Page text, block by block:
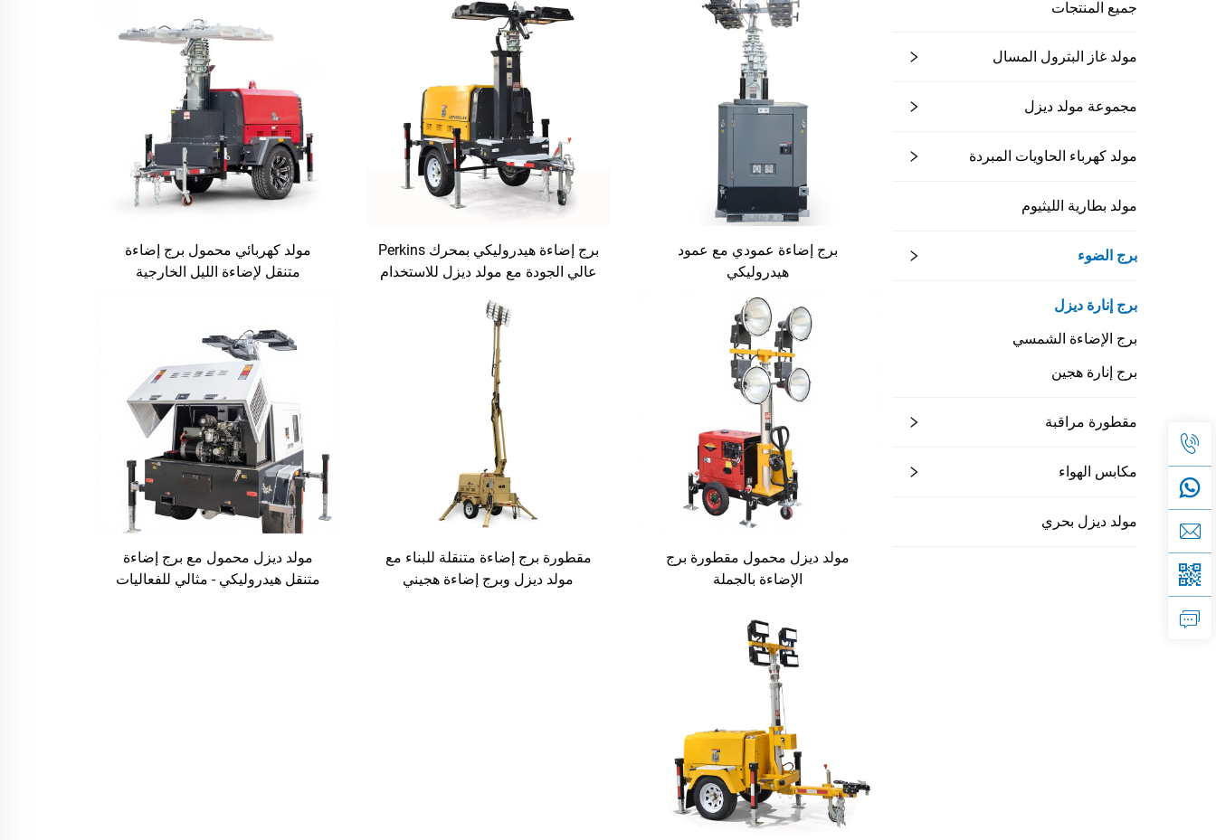
جميع المنتجات
مولد غاز البترول المسال
مجموعة مولد ديزل
مولد كهرباء الحاويات المبردة
مولد بطارية الليثيوم
برج الضوء
برج إنارة ديزل
برج الإضاءة الشمسي
برج إنارة هجين
مقطورة مراقبة
مكابس الهواء
مولد ديزل بحري
برج إضاءة عمودي مع عمود
هيدروليكي
برج إضاءة هيدروليكي بمحرك Perkins
عالي الجودة مع مولد ديزل للاستخدام
مولد كهربائي محمول برج إضاءة
متنقل لإضاءة الليل الخارجية
مولد ديزل محمول مقطورة برج
الإضاءة بالجملة
مقطورة برج إضاءة متنقلة للبناء مع
مولد ديزل وبرج إضاءة هجيني
مولد ديزل محمول مع برج إضاءة
متنقل هيدروليكي - مثالي للفعاليات